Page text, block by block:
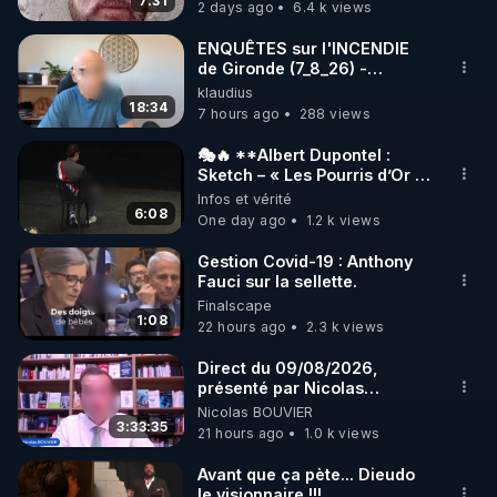
https://www.autonomia-editions.com/livre/le-
miracle-de-la-detoxification-de-robert-morse/
----------
Podcast – Se régénérer, ce n’est pas se réparer :
c’est changer de cap
Avec Pascal, coach RGNR
Dans cet épisode, Pascal revient sur un
malentendu fondamental : croire que la santé, c’est
juste « réparer ». On fait une cure, un jeûne, une
pause… puis on recommence comme avant. Mais
est-ce vraiment ça, la santé ?
Et si la vraie régénération, ce n’était pas une
parenthèse, mais un vrai retournement ?
Changer de cap, pas seulement freiner. Revenir à
l’essentiel, pas repeindre la façade.
2 days ago
6.4 k views
18:34
ENQUÊTES sur l'INCENDIE
de Gironde (7_8_26) -
Philippe WEBER
klaudius
7 hours ago
288 views
6:08
🎭🔥 **Albert Dupontel :
Sketch – « Les Pourris d’Or »
🏆💰**
Infos et vérité
One day ago
1.2 k views
1:08
Gestion Covid-19 : Anthony
Fauci sur la sellette.
Finalscape
22 hours ago
2.3 k views
3:33:35
Direct du 09/08/2026,
présenté par Nicolas
BOUVIER
Nicolas BOUVIER
21 hours ago
1.0 k views
Avant que ça pète... Dieudo